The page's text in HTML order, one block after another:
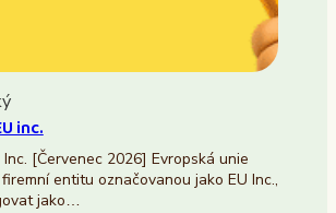
inc.
Inc. [Červenec 2026] Evropská unie
entitu označovanou jako EU Inc.,
jako…